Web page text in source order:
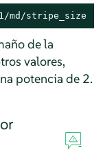
md/stripe_size
de la
valores,
potencia de 2.